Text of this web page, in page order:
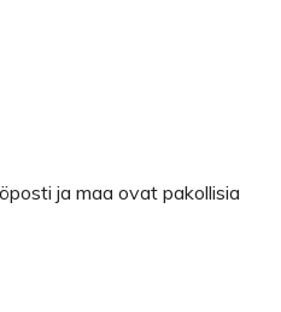
ja maa ovat pakollisia